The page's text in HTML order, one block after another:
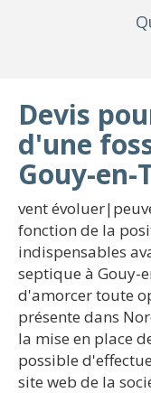
Devis
d'une
Gouy-en-
vent
fonction de la
indispensables
septique à Gouy-
d'amorcer toute
présente dans
la mise en place
possible
site web de la